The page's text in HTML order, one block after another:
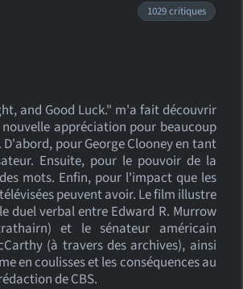
1029 critiques
and Good Luck." m'a fait découvrir
appréciation pour beaucoup
D'abord, pour George Clooney en tant
Ensuite, pour le pouvoir de la
mots. Enfin, pour l'impact que les
peuvent avoir. Le film illustre
duel verbal entre Edward R. Murrow
et le sénateur américain
(à travers des archives), ainsi
en coulisses et les conséquences au
de CBS.